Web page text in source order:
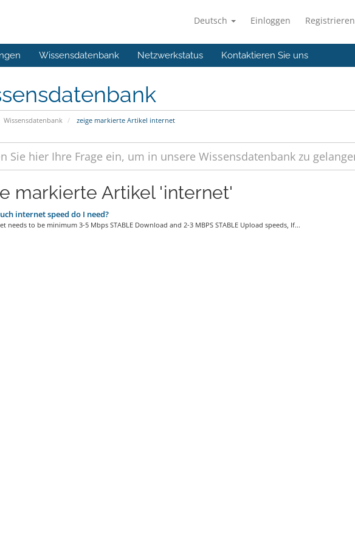
Deutsch Einloggen Registrieren
Wissensdatenbank Netzwerkstatus Kontaktieren Sie uns
Wissensdatenbank zeige markierte Artikel internet
markierte Artikel 'internet'
internet speed do I need?
needs to be minimum 3-5 Mbps STABLE Download and 2-3 MBPS STABLE Upload speeds, If...